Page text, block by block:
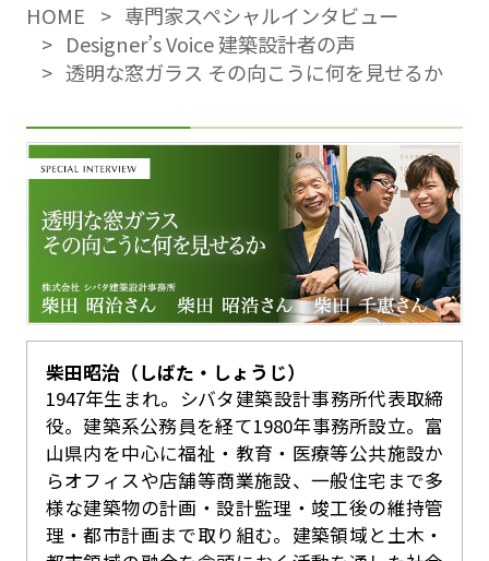
HOME
専門家スペシャルインタビュー
Designer’s Voice 建築設計者の声
透明な窓ガラス その向こうに何を見せるか
柴田昭治（しばた・しょうじ）
1947年生まれ。シバタ建築設計事務所代表取締
役。建築系公務員を経て1980年事務所設立。富
山県内を中心に福祉・教育・医療等公共施設か
らオフィスや店舗等商業施設、一般住宅まで多
様な建築物の計画・設計監理・竣工後の維持管
理・都市計画まで取り組む。建築領域と土木・